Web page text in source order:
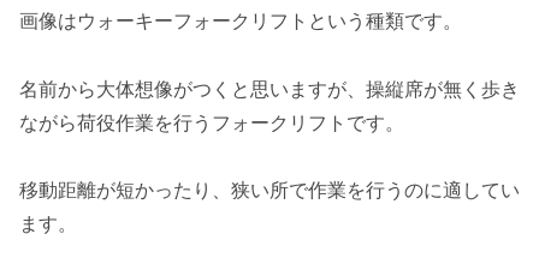
画像はウォーキーフォークリフトという種類です。
名前から大体想像がつくと思いますが、操縦席が無く歩き
ながら荷役作業を行うフォークリフトです。
移動距離が短かったり、狭い所で作業を行うのに適してい
ます。